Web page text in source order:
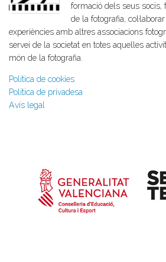
formació dels seus socis,
de la fotografia,
experiències amb altres associacions
servei de la societat en totes aquelles
món de la fotografia.
Política de cookies
Política de privadesa
Avís legal